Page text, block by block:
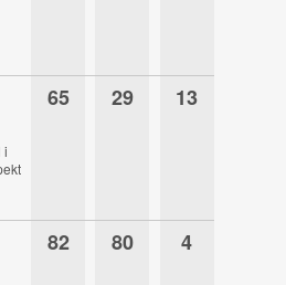
i
65 29 13
82 80 4